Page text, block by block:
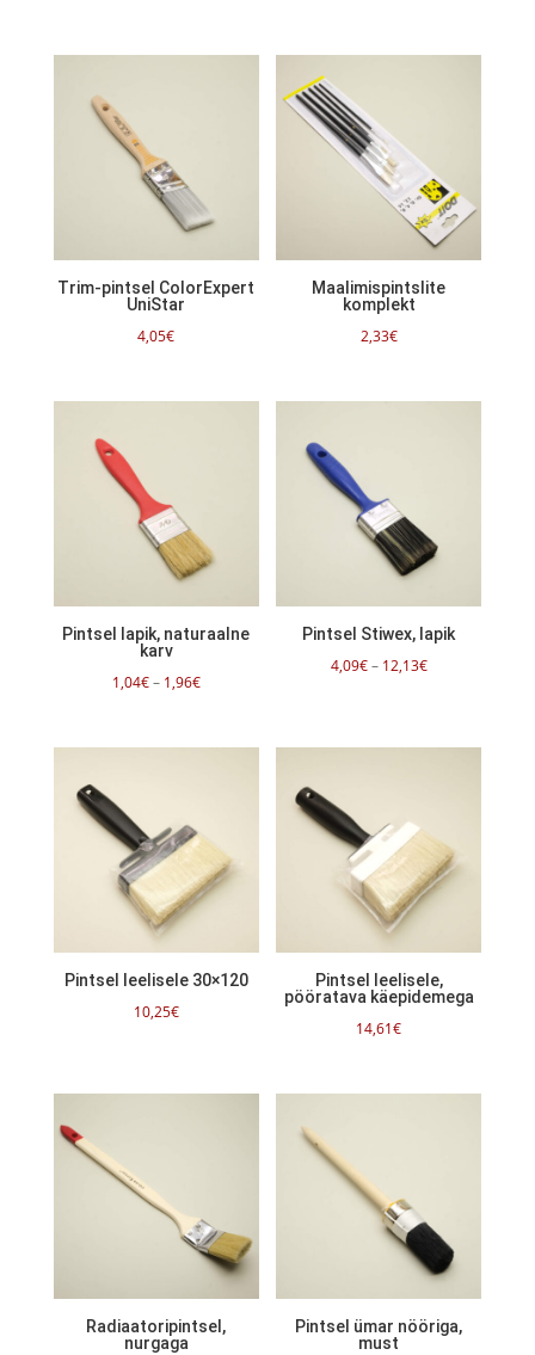
Trim-pintsel ColorExpert
UniStar
4,05€
Maalimispintslite
komplekt
2,33€
Pintsel lapik, naturaalne
karv
1,04€– 1,96€Hinnavahemik:
kuni
Pintsel Stiwex, lapik
4,09€– 12,13€Hinnavahemik:
Pintsel leelisele 30×120
10,25€
Pintsel leelisele,
pööratava käepidemega
14,61€
Radiaatoripintsel,
nurgaga
Pintsel ümar nööriga,
must